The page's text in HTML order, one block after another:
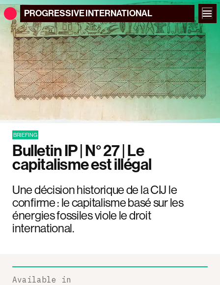
PROGRESSIVEINTERNATIONAL
BRIEFING
Bulletin IP | N° 27 | Le
capitalisme est illégal
Une décision historique de la CIJ le
confirme : le capitalisme basé sur les
énergies fossiles viole le droit
international.
Available in